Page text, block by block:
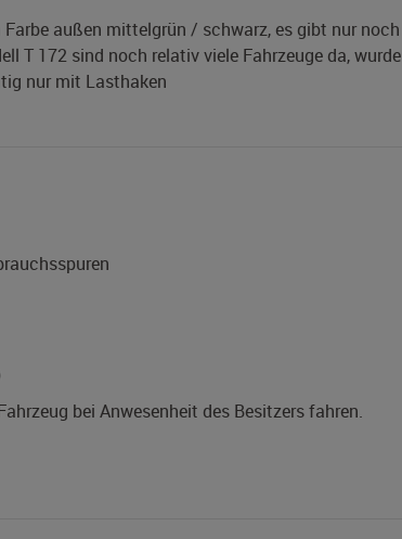
außen mittelgrün / schwarz, es gibt nur noch
T 172 sind noch relativ viele Fahrzeuge da, wurde
nur mit Lasthaken
bei Anwesenheit des Besitzers fahren.